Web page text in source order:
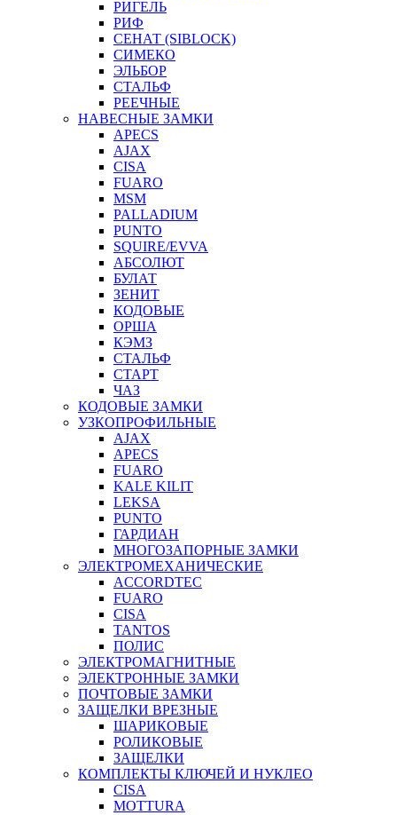
РИГЕЛЬ
РИФ
СЕНАТ (SIBLOCK)
СИМЕКО
ЭЛЬБОР
СТАЛЬФ
РЕЕЧНЫЕ
НАВЕСНЫЕ ЗАМКИ
APECS
AJAX
CISA
FUARO
MSM
PALLADIUM
PUNTO
SQUIRE/EVVA
АБСОЛЮТ
БУЛАТ
ЗЕНИТ
КОДОВЫЕ
ОРША
КЭМЗ
СТАЛЬФ
СТАРТ
ЧАЗ
КОДОВЫЕ ЗАМКИ
УЗКОПРОФИЛЬНЫЕ
AJAX
APECS
FUARO
KALE KILIT
LEKSA
PUNTO
ГАРДИАН
МНОГОЗАПОРНЫЕ ЗАМКИ
ЭЛЕКТРОМЕХАНИЧЕСКИЕ
ACCORDTEC
FUARO
CISA
TANTOS
ПОЛИС
ЭЛЕКТРОМАГНИТНЫЕ
ЭЛЕКТРОННЫЕ ЗАМКИ
ПОЧТОВЫЕ ЗАМКИ
ЗАЩЕЛКИ ВРЕЗНЫЕ
ШАРИКОВЫЕ
РОЛИКОВЫЕ
ЗАЩЕЛКИ
КОМПЛЕКТЫ КЛЮЧЕЙ И НУКЛЕО
CISA
MOTTURA